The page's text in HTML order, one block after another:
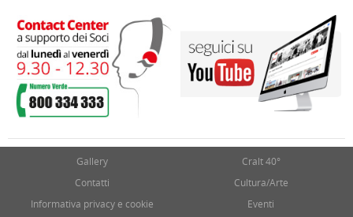
Gallery
Contatti
Informativa privacy e cookie
Cralt 40°
Cultura/Arte
Eventi